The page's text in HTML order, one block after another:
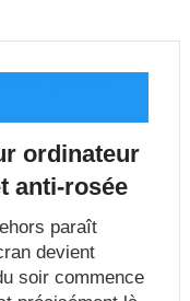
ordinateur
anti-rosée
paraît
devient
soir commence